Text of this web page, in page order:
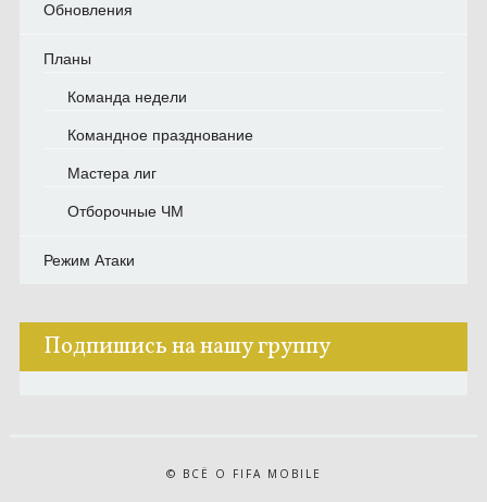
Обновления
Планы
Команда недели
Командное празднование
Мастера лиг
Отборочные ЧМ
Режим Атаки
Подпишись на нашу группу
© ВСЁ О FIFA MOBILE